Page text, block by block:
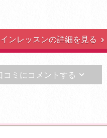
ンレッスンの詳細を見る 
コミにコメントする 